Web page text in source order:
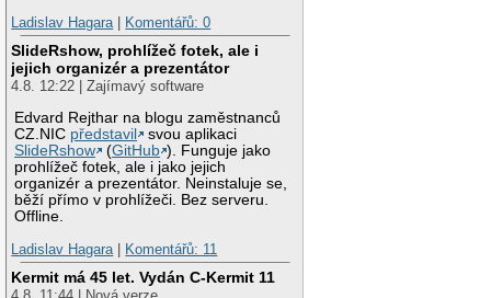
Ladislav Hagara | Komentářů: 0
SlideRshow, prohlížeč fotek, ale i
jejich organizér a prezentátor
4.8. 12:22 | Zajímavý software
Edvard Rejthar na blogu zaměstnanců
CZ.NIC představil
svou aplikaci
SlideRshow
(GitHub ). Funguje jako
prohlížeč fotek, ale i jako jejich
organizér a prezentátor. Neinstaluje se,
běží přímo v prohlížeči. Bez serveru.
Offline.
Ladislav Hagara | Komentářů: 11
Kermit má 45 let. Vydán C-Kermit 11